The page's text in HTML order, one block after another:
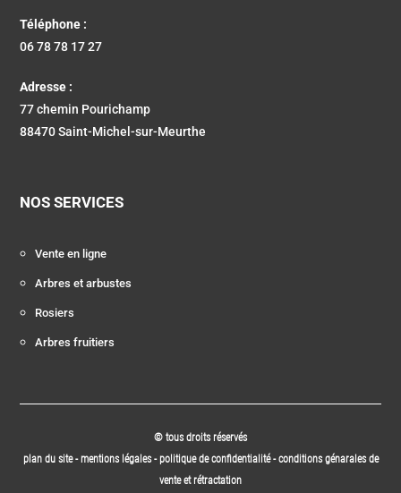
Téléphone :
06 78 78 17 27
Adresse :
77 chemin Pourichamp
88470 Saint-Michel-sur-Meurthe
NOS SERVICES
Vente en ligne
Arbres et arbustes
Rosiers
Arbres fruitiers
© tous droits réservés
plan du site-mentions légales -politique de confidentialité-conditions génarales de
vente et rétractation